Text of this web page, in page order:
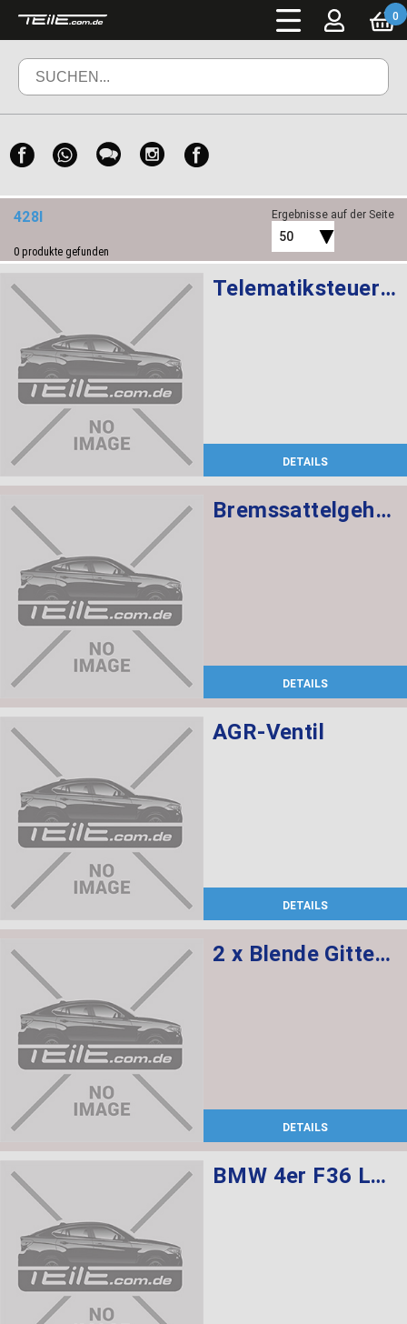
0
428I
0 produkte gefunden
Ergebnisse auf der Seite
50
Telematiksteuergerät ATM ROW 4G
DETAILS
Bremssattelgehäuse links
DETAILS
AGR-Ventil
DETAILS
2 x Blende Gitter links, 1 x Blende Gitter rechts, 1 x Klappe Abschleppöse grundiert
DETAILS
BMW 4er F36 LCI Lederinnenausstattung, Sportsitze, Sitzheizung vorne + hinten